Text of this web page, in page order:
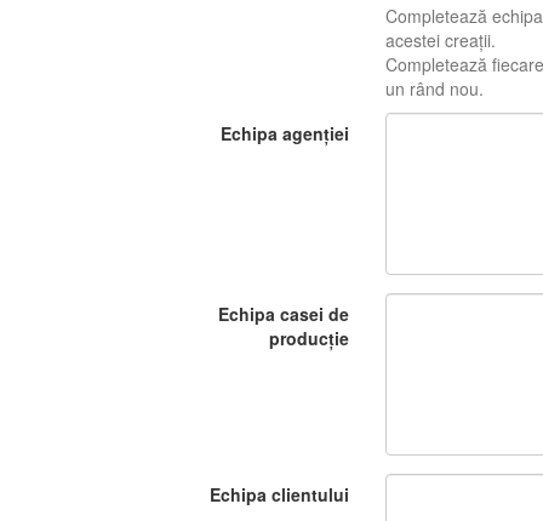
Completează
acestei creații.
Completează
un rând nou.
Echipa agenției
Echipa casei de
producție
Echipa clientului